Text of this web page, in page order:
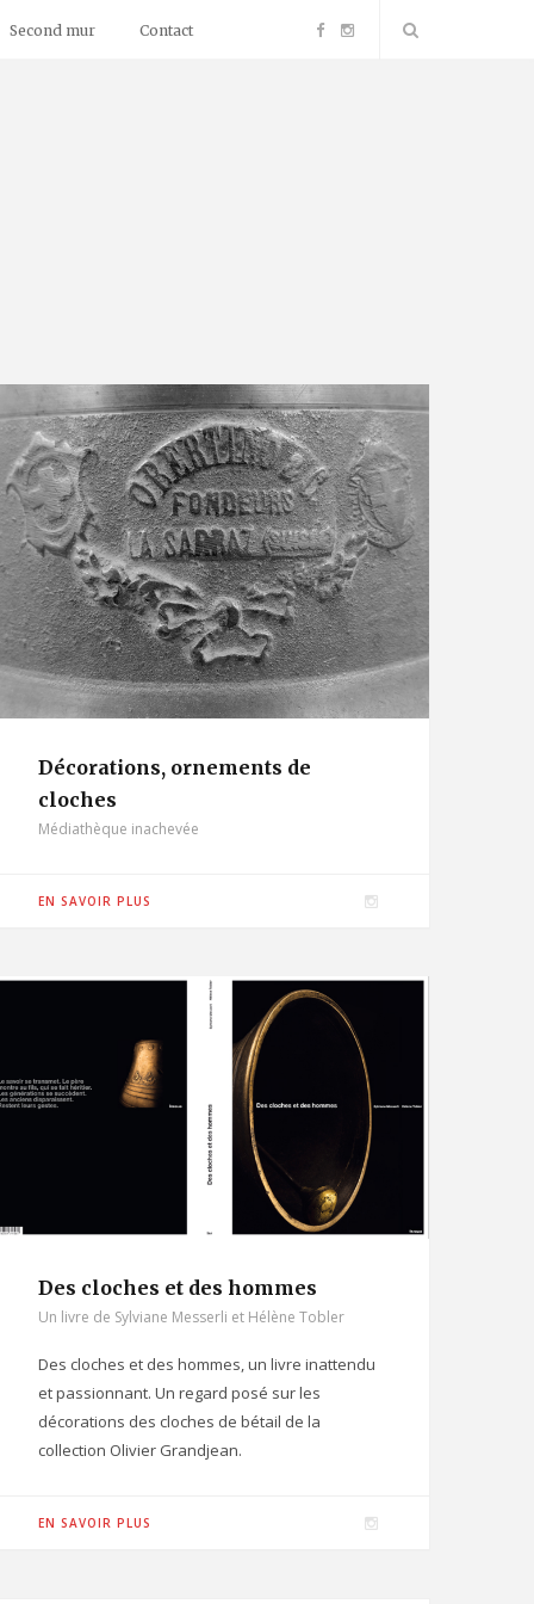
Second mur Contact F
o
k
I
r
a
m
beaucoup se rencontrer
AGENDA 26 JANVIER 2026
Les clochards
LES SONNAILLES 2025
NOVEMBRE 2025
Décorations, ornements de
cloches
Médiathèque inachevée
EN SAVOIR PLUS
I
Des cloches et des hommes
Un livre de Sylviane Messerli et Hélène Tobler
Des cloches et des hommes, un livre inattendu
et passionnant. Un regard posé sur les
décorations des cloches de bétail de la
collection Olivier Grandjean.
EN SAVOIR PLUS
I